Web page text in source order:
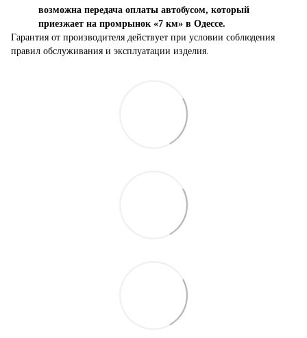
возможна передача оплаты автобусом, который
приезжает на промрынок «7 км» в Одессе.
Гарантия от производителя действует при условии соблюдения
правил обслуживания и эксплуатации изделия.